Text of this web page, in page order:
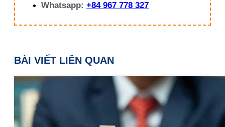
Whatsapp: +84 967 778 327
BÀI VIẾT LIÊN QUAN